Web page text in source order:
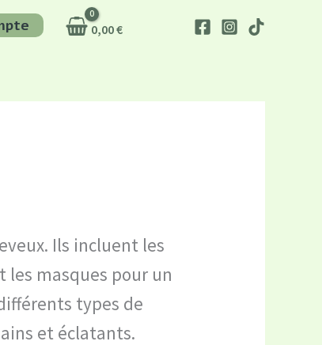
0,00€
Ils incluent les
masques pour un
types de
et éclatants.